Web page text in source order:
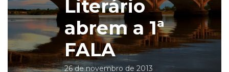
Literário
abrem a 1ª
FALA
26 de novembro de 2013